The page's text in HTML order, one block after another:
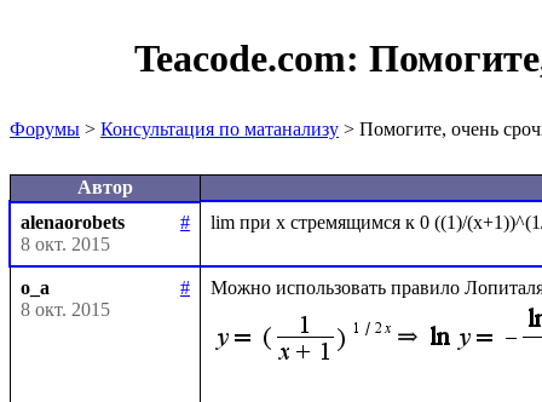
Teacode.com:
Форумы > Консультация по матанализу > Помогите, очень
Автор
alenaorobets
#
8 окт. 2015
o_a
#
8 окт. 2015
Можно использовать правило